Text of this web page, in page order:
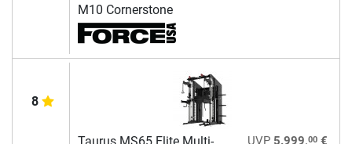
M10 Cornerstone
8
UVP 5.999,00€